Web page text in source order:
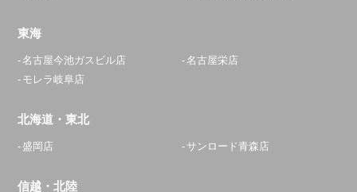
東海
名古屋今池ガスビル店
名古屋栄店
モレラ岐阜店
北海道・東北
盛岡店 サンロード青森店
信越・北陸